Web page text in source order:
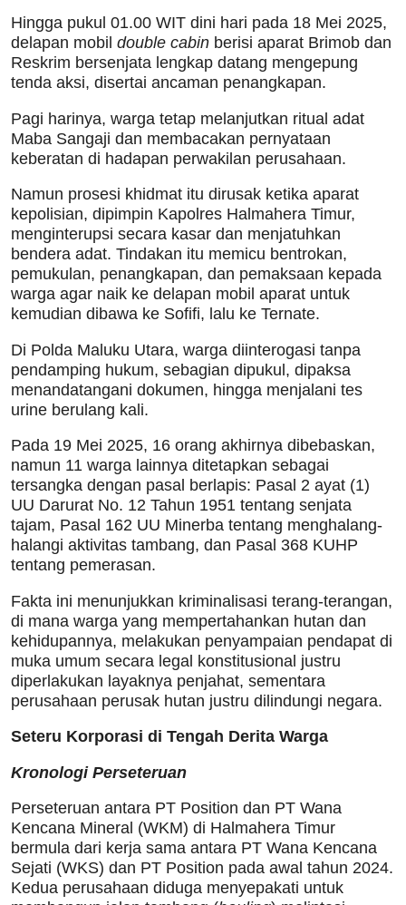
Hingga pukul 01.00 WIT dini hari pada 18 Mei 2025,
delapan mobil double cabin berisi aparat Brimob dan
Reskrim bersenjata lengkap datang mengepung
tenda aksi, disertai ancaman penangkapan.
Pagi harinya, warga tetap melanjutkan ritual adat
Maba Sangaji dan membacakan pernyataan
keberatan di hadapan perwakilan perusahaan.
Namun prosesi khidmat itu dirusak ketika aparat
kepolisian, dipimpin Kapolres Halmahera Timur,
menginterupsi secara kasar dan menjatuhkan
bendera adat. Tindakan itu memicu bentrokan,
pemukulan, penangkapan, dan pemaksaan kepada
warga agar naik ke delapan mobil aparat untuk
kemudian dibawa ke Sofifi, lalu ke Ternate.
Di Polda Maluku Utara, warga diinterogasi tanpa
pendamping hukum, sebagian dipukul, dipaksa
menandatangani dokumen, hingga menjalani tes
urine berulang kali.
Pada 19 Mei 2025, 16 orang akhirnya dibebaskan,
namun 11 warga lainnya ditetapkan sebagai
tersangka dengan pasal berlapis: Pasal 2 ayat (1)
UU Darurat No. 12 Tahun 1951 tentang senjata
tajam, Pasal 162 UU Minerba tentang menghalang-
halangi aktivitas tambang, dan Pasal 368 KUHP
tentang pemerasan.
Fakta ini menunjukkan kriminalisasi terang-terangan,
di mana warga yang mempertahankan hutan dan
kehidupannya, melakukan penyampaian pendapat di
muka umum secara legal konstitusional justru
diperlakukan layaknya penjahat, sementara
perusahaan perusak hutan justru dilindungi negara.
Seteru Korporasi di Tengah Derita Warga
Kronologi Perseteruan
Perseteruan antara PT Position dan PT Wana
Kencana Mineral (WKM) di Halmahera Timur
bermula dari kerja sama antara PT Wana Kencana
Sejati (WKS) dan PT Position pada awal tahun 2024.
Kedua perusahaan diduga menyepakati untuk